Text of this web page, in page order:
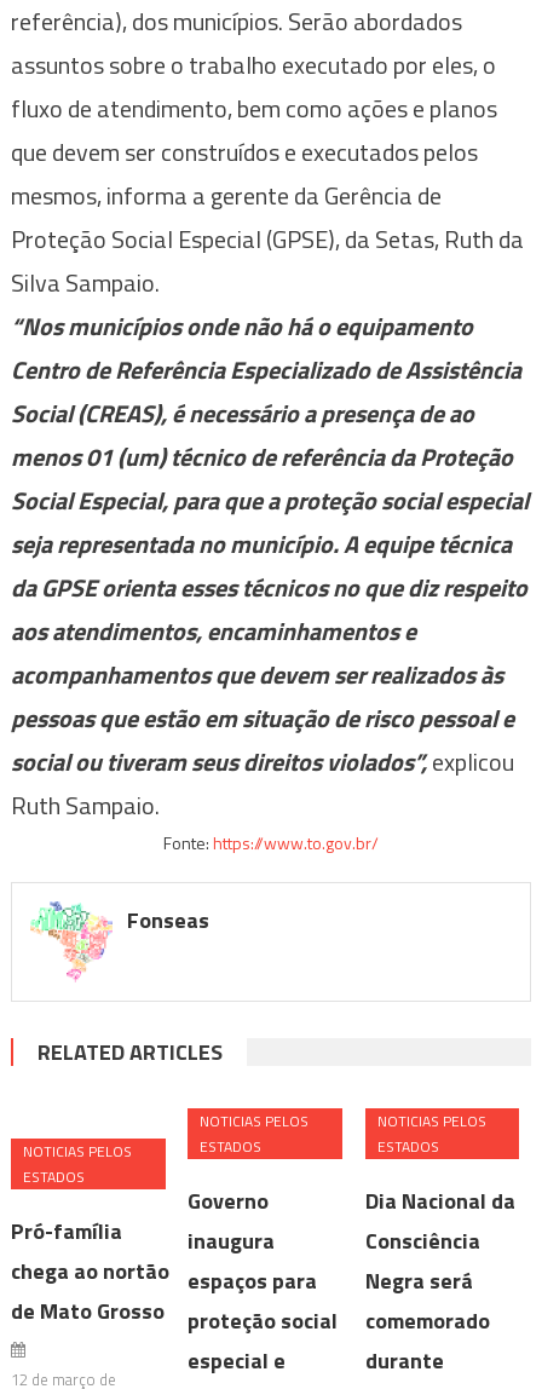
referência), dos municípios. Serão abordados
assuntos sobre o trabalho executado por eles, o
fluxo de atendimento, bem como ações e planos
que devem ser construídos e executados pelos
mesmos, informa a gerente da Gerência de
Proteção Social Especial (GPSE), da Setas, Ruth da
Silva Sampaio.
“Nos municípios onde não há o equipamento
Centro de Referência Especializado de Assistência
Social (CREAS), é necessário a presença de ao
menos 01 (um) técnico de referência da Proteção
Social Especial, para que a proteção social especial
seja representada no município. A equipe técnica
da GPSE orienta esses técnicos no que diz respeito
aos atendimentos, encaminhamentos e
acompanhamentos que devem ser realizados às
pessoas que estão em situação de risco pessoal e
social ou tiveram seus direitos violados”,explicou
Ruth Sampaio.
Fonte:https://www.to.gov.br/
Fonseas
RELATED ARTICLES
NOTICIAS PELOS
ESTADOS
Pró-família
chega ao nortão
de Mato Grosso
12 de março de
NOTICIAS PELOS
ESTADOS
Governo
inaugura
espaços para
proteção social
especial e
NOTICIAS PELOS
ESTADOS
Dia Nacional da
Consciência
Negra será
comemorado
durante